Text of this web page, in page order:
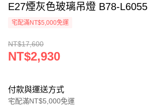
E27煙灰色玻璃吊燈 B78-L6055
宅配滿NT$5,000免運
NT$17,600
NT$2,930
付款與運送方式
宅配滿NT$5,000免運